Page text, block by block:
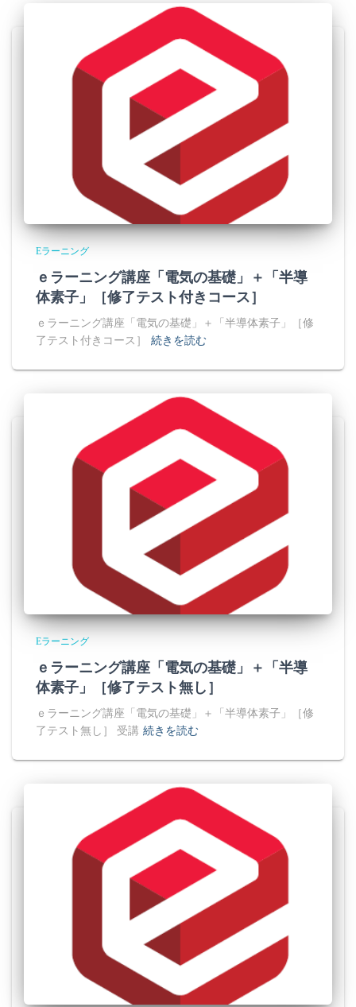
Eラーニング
ｅラーニング講座「電気の基礎」＋「半導
体素子」［修了テスト付きコース］
ｅラーニング講座「電気の基礎」＋「半導体素子」［修
了テスト付きコース］
続きを読む
Eラーニング
ｅラーニング講座「電気の基礎」＋「半導
体素子」［修了テスト無し］
ｅラーニング講座「電気の基礎」＋「半導体素子」［修
了テスト無し］ 受講 続きを読む